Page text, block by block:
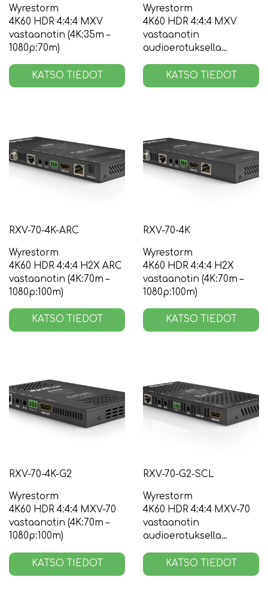
Wyrestorm
4K60 HDR 4:4:4 MXV
vastaanotin (4K:35m –
1080p:70m)
KATSO TIEDOT
Wyrestorm
4K60 HDR 4:4:4 MXV
vastaanotin
audioerotuksella
KATSO TIEDOT
RXV-70-4K-ARC
Wyrestorm
4K60 HDR 4:4:4 H2X ARC
vastaanotin (4K:70m –
1080p:100m)
KATSO TIEDOT
RXV-70-4K
Wyrestorm
4K60 HDR 4:4:4 H2X
vastaanotin (4K:70m –
1080p:100m)
KATSO TIEDOT
RXV-70-4K-G2
Wyrestorm
4K60 HDR 4:4:4 MXV-70
vastaanotin (4K:70m –
1080p:100m)
KATSO TIEDOT
RXV-70-G2-SCL
Wyrestorm
4K60 HDR 4:4:4 MXV-70
vastaanotin
audioerotuksella
KATSO TIEDOT